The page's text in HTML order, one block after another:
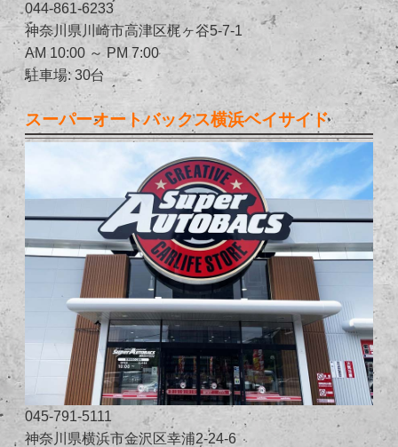
044-861-6233
神奈川県川崎市高津区梶ヶ谷5-7-1
AM 10:00 ～ PM 7:00
駐車場: 30台
スーパーオートバックス横浜ベイサイド
045-791-5111
神奈川県横浜市金沢区幸浦2-24-6